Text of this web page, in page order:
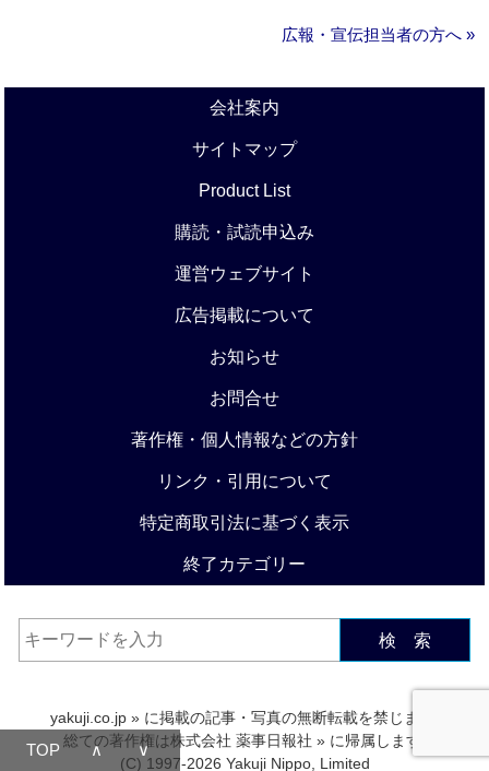
広報・宣伝担当者の方へ »
会社案内
サイトマップ
Product List
購読・試読申込み
運営ウェブサイト
広告掲載について
お知らせ
お問合せ
著作権・個人情報などの方針
リンク・引用について
特定商取引法に基づく表示
終了カテゴリー
検 索
yakuji.co.jp » に掲載の記事・写真の無断転載を禁じます.
総ての著作権は株式会社 薬事日報社 » に帰属します.
(C) 1997-2026 Yakuji Nippo, Limited
TOP ∧ ∨